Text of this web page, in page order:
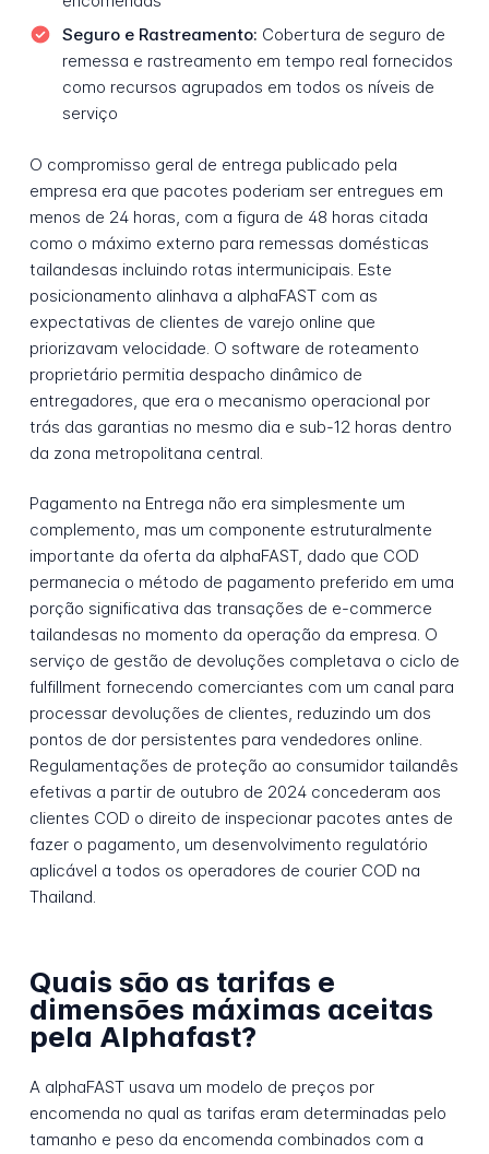
Seguro e Rastreamento: Cobertura de seguro de
remessa e rastreamento em tempo real fornecidos
como recursos agrupados em todos os níveis de
serviço
O compromisso geral de entrega publicado pela
empresa era que pacotes poderiam ser entregues em
menos de 24 horas, com a figura de 48 horas citada
como o máximo externo para remessas domésticas
tailandesas incluindo rotas intermunicipais. Este
posicionamento alinhava a alphaFAST com as
expectativas de clientes de varejo online que
priorizavam velocidade. O software de roteamento
proprietário permitia despacho dinâmico de
entregadores, que era o mecanismo operacional por
trás das garantias no mesmo dia e sub-12 horas dentro
da zona metropolitana central.
Pagamento na Entrega não era simplesmente um
complemento, mas um componente estruturalmente
importante da oferta da alphaFAST, dado que COD
permanecia o método de pagamento preferido em uma
porção significativa das transações de e-commerce
tailandesas no momento da operação da empresa. O
serviço de gestão de devoluções completava o ciclo de
fulfillment fornecendo comerciantes com um canal para
processar devoluções de clientes, reduzindo um dos
pontos de dor persistentes para vendedores online.
Regulamentações de proteção ao consumidor tailandês
efetivas a partir de outubro de 2024 concederam aos
clientes COD o direito de inspecionar pacotes antes de
fazer o pagamento, um desenvolvimento regulatório
aplicável a todos os operadores de courier COD na
Thailand.
Quais são as tarifas e
dimensões máximas aceitas
pela Alphafast?
A alphaFAST usava um modelo de preços por
encomenda no qual as tarifas eram determinadas pelo
tamanho e peso da encomenda combinados com a